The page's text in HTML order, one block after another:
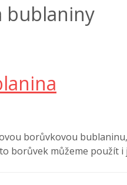
bublaniny
borůvkovou
borůvek můžeme použít i